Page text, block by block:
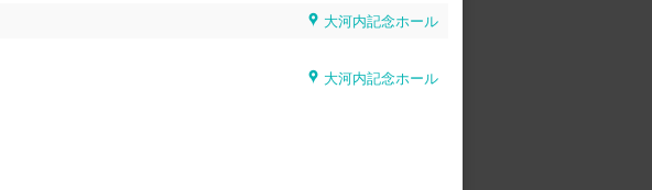
大河内記念ホール
大河内記念ホール